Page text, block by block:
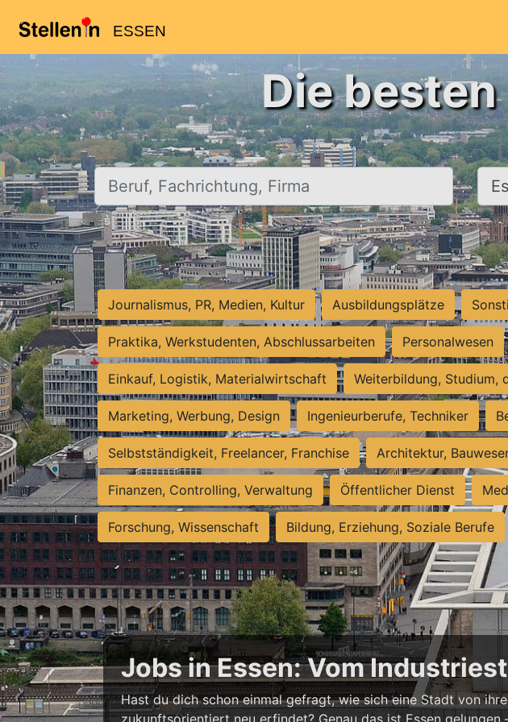
ESSEN
Die
Beruf, Fachrichtung, Firma Ort,
Journalismus, PR, Medien, Kultur Ausbildungsplätze
Praktika, Werkstudenten, Abschlussarbeiten Personalwesen
Einkauf, Logistik, Materialwirtschaft Weiterbildung, Studium,
Marketing, Werbung, Design Ingenieurberufe, Techniker
Selbstständigkeit, Freelancer, Franchise Architektur,
Finanzen, Controlling, Verwaltung Öffentlicher Dienst
Forschung, Wissenschaft Bildung, Erziehung, Soziale Berufe
Jobs in Essen: Vom
Hast du dich schon einmal gefragt, wie sich eine Stadt von